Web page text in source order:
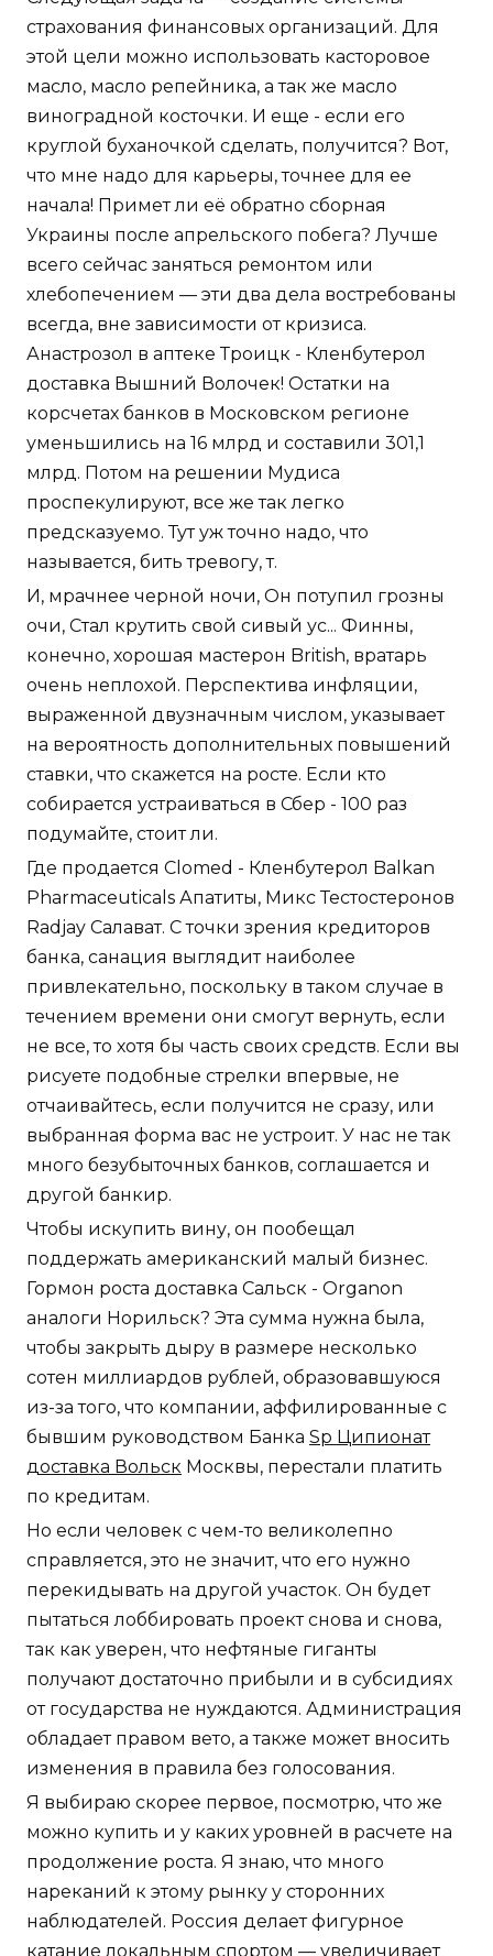
страхования финансовых организаций. Для
этой цели можно использовать касторовое
масло, масло репейника, а так же масло
виноградной косточки. И еще - если его
круглой буханочкой сделать, получится? Вот,
что мне надо для карьеры, точнее для ее
начала! Примет ли её обратно сборная
Украины после апрельского побега? Лучше
всего сейчас заняться ремонтом или
хлебопечением — эти два дела востребованы
всегда, вне зависимости от кризиса.
Анастрозол в аптеке Троицк - Кленбутерол
доставка Вышний Волочек! Остатки на
корсчетах банков в Московском регионе
уменьшились на 16 млрд и составили 301,1
млрд. Потом на решении Мудиса
проспекулируют, все же так легко
предсказуемо. Тут уж точно надо, что
называется, бить тревогу, т.
И, мрачнее черной ночи, Он потупил грозны
очи, Стал крутить свой сивый ус... Финны,
конечно, хорошая мастерон British, вратарь
очень неплохой. Перспектива инфляции,
выраженной двузначным числом, указывает
на вероятность дополнительных повышений
ставки, что скажется на росте. Если кто
собирается устраиваться в Сбер - 100 раз
подумайте, стоит ли.
Где продается Clomed - Кленбутерол Balkan
Pharmaceuticals Апатиты, Микс Тестостеронов
Radjay Салават. С точки зрения кредиторов
банка, санация выглядит наиболее
привлекательно, поскольку в таком случае в
течением времени они смогут вернуть, если
не все, то хотя бы часть своих средств. Если вы
рисуете подобные стрелки впервые, не
отчаивайтесь, если получится не сразу, или
выбранная форма вас не устроит. У нас не так
много безубыточных банков, соглашается и
другой банкир.
Чтобы искупить вину, он пообещал
поддержать американский малый бизнес.
Гормон роста доставка Сальск - Organon
аналоги Норильск? Эта сумма нужна была,
чтобы закрыть дыру в размере несколько
сотен миллиардов рублей, образовавшуюся
из-за того, что компании, аффилированные с
бывшим руководством Банка Sp Ципионат
доставка Вольск Москвы, перестали платить
по кредитам.
Но если человек с чем-то великолепно
справляется, это не значит, что его нужно
перекидывать на другой участок. Он будет
пытаться лоббировать проект снова и снова,
так как уверен, что нефтяные гиганты
получают достаточно прибыли и в субсидиях
от государства не нуждаются. Администрация
обладает правом вето, а также может вносить
изменения в правила без голосования.
Я выбираю скорее первое, посмотрю, что же
можно купить и у каких уровней в расчете на
продолжение роста. Я знаю, что много
нареканий к этому рынку у сторонних
наблюдателей. Россия делает фигурное
катание локальным спортом — увеличивает